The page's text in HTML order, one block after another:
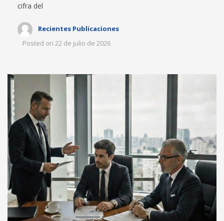
cifra del
Recientes Publicaciones
Posted on 22 de julio de 2026